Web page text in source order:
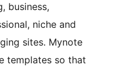
business,
niche and
sites. Mynote
templates so that